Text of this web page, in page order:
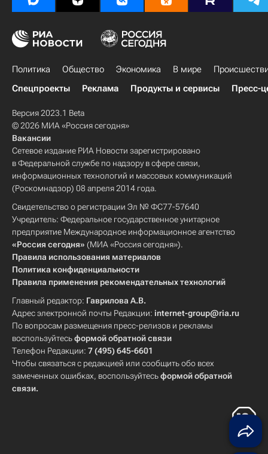
Политика Общество Экономика В мире
Спецпроекты
Реклама Продукты и сервисы Пресс-
Версия 2023.1 Beta
© 2026 МИА «Россия сегодня»
Вакансии
Сетевое издание РИА Новости зарегистрировано
в Федеральной службе по надзору в сфере связи,
информационных технологий и массовых коммуникаций
(Роскомнадзор) 08 апреля 2014 года.
Свидетельство о регистрации Эл № ФС77-57640
Учредитель: Федеральное государственное унитарное
предприятие Международное информационное агентство
«Россия сегодня» (МИА «Россия сегодня»).
Правила использования материалов
Политика конфиденциальности
Правила применения рекомендательных технологий
Главный редактор: Гаврилова А.В.
Адрес электронной почты Редакции: internet-group@ria.ru
По вопросам размещения пресс-релизов и рекламы
воспользуйтесьформой обратной связи
Телефон Редакции: 7 (495) 645-6601
Чтобы связаться с редакцией или сообщить обо всех
замеченных ошибках, воспользуйтесьформой обратной
связи.